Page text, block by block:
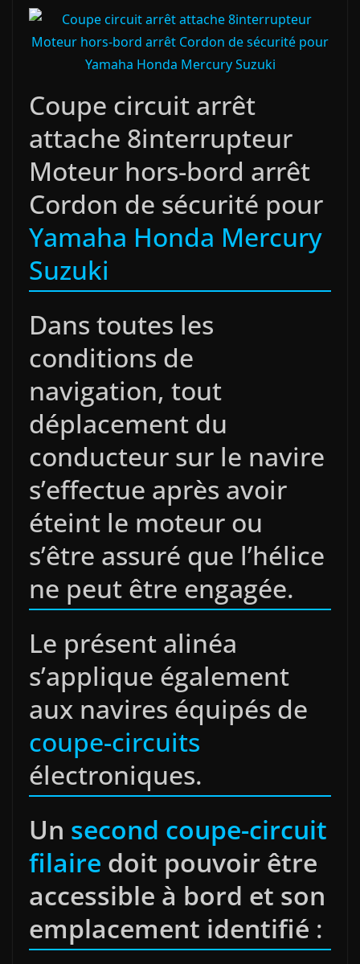
Coupe circuit arrêt
attache 8interrupteur
Moteur hors-bord arrêt
Cordon de sécurité pour
Yamaha Honda Mercury
Suzuki
Dans toutes les
conditions de
navigation, tout
déplacement du
conducteur sur le navire
s’effectue après avoir
éteint le moteur ou
s’être assuré que l’hélice
ne peut être engagée.
Le présent alinéa
s’applique également
aux navires équipés de
coupe-circuits
électroniques.
Un second coupe-circuit
filaire doit pouvoir être
accessible à bord et son
emplacement identifié :